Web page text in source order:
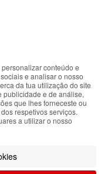
nacional)
conteúdo e
e analisar o nosso
da tua utilização do site
publicidade e de análise,
que lhes forneceste ou
respetivos serviços.
a utilizar o nosso